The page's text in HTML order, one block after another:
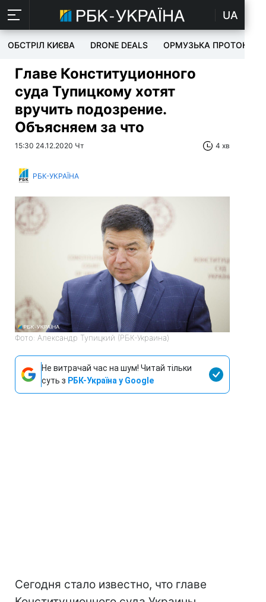
UA
ОБСТРІЛ КИЄВА DRONE DEALS ОРМУЗЬКА ПРОТОКА
Главе Конституционного
суда Тупицкому хотят
вручить подозрение.
Объясняем за что
15:30 24.12.2020 Чт 4 хв
РБК-УКРАЇНА
Фото: Александр Тупицкий (РБК-Украина)
Не витрачай час на шум! Читай тільки
суть з РБК-Україна у Google
Сегодня стало известно, что главе